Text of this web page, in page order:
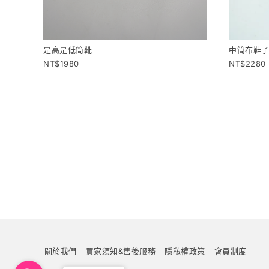
是高是低筒靴
1980
中筒布鞋子
2280
關於我們 買家須知&售後服務 隱私權政策 會員制度